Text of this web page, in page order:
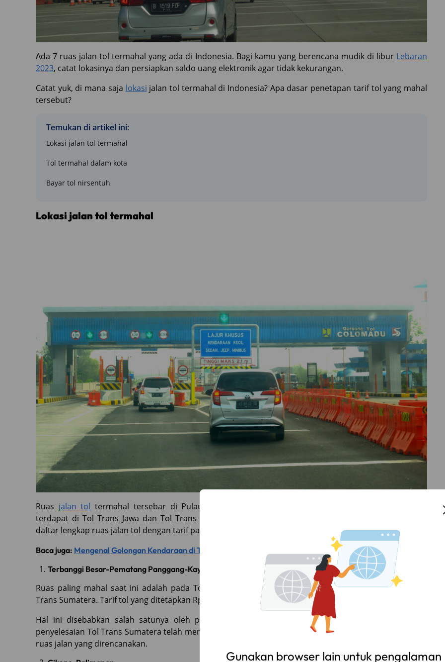
Ada 7 ruas jalan tol termahal yang ada di Indonesia. Bagi kamu yang berencana mudik di libur Lebaran
2023, catat lokasinya dan persiapkan saldo uang elektronik agar tidak kekurangan.
Catat yuk, di mana saja lokasi jalan tol termahal di Indonesia? Apa dasar penetapan tarif tol yang mahal
tersebut?
Temukan di artikel ini:
Lokasi jalan tol termahal
Tol termahal dalam kota
Bayar tol nirsentuh
Lokasi jalan tol termahal
Ruas jalan tol termahal tersebar di Pulau Jawa, Pulau Sumatera dan Pulau Kalimantan. Tiga ruas
terdapat di Tol Trans Jawa dan Tol Trans Sumatera serta 1 ruas lainnya di Pulau Kalimantan. Simak
daftar lengkap ruas jalan tol dengan tarif paling mahal secara berurutan di bawah ini.
Baca juga: Mengenal Golongan Kendaraan di Tol dan Tarifnya
Terbanggi Besar-Pematang Panggang-Kayu Agung
Ruas paling mahal saat ini adalah pada Tol Terbanggi Besar-Pematang Panggang-Kayu Agung, di Tol
Trans Sumatera. Tarif tol yang ditetapkan Rp170.500 untuk kendaraan Golongan I.
Hal ini disebabkan salah satunya oleh panjang jalannya yang mencapai 189,4 kilometer. Saat ini
penyelesaian Tol Trans Sumatera telah mencapai 570 kilometer atau telah menyelesaikan 5 ruas dari 13
ruas jalan yang direncanakan.